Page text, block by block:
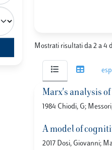
Mostrati risultati da 2 a 4
Marx's analysis
1984 Chiodi, G;
A model of
2017 Dosi, Giovanni;